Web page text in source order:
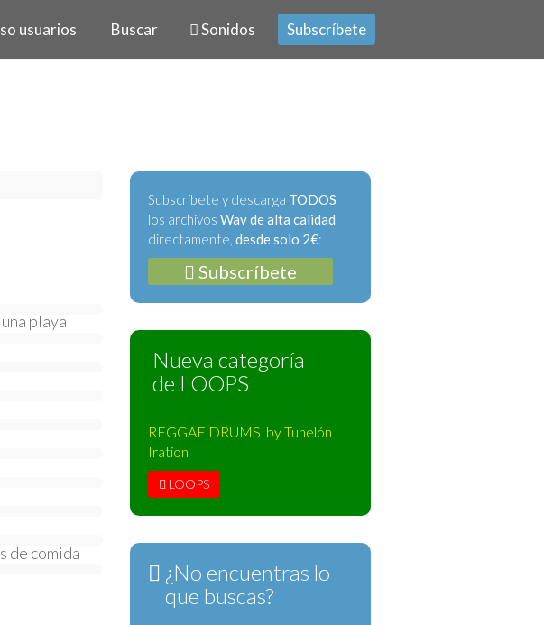
usuarios Buscar Sonidos Subscríbete
playa
de comida
Subscríbete y descarga TODOS
los archivos Wav de alta calidad
directamente, desde solo 2€:
Subscríbete
Nueva categoría
de LOOPS
REGGAE DRUMS by Tunelón
Iration
LOOPS
¿No encuentras lo
que buscas?